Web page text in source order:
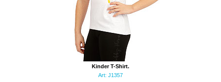
Kinder T-Shirt.
Art: J1357